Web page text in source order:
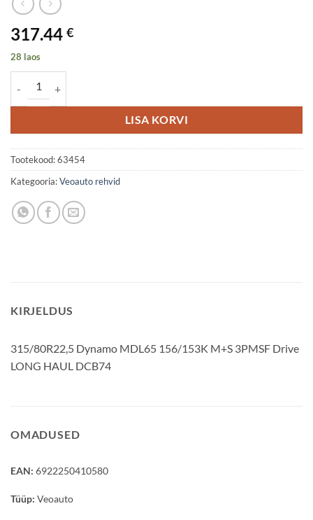
317.44 €
28 laos
LISA KORVI
Tootekood:63454
Kategooria:Veoauto rehvid
KIRJELDUS
315/80R22,5 Dynamo MDL65 156/153K M+S 3PMSF Drive
LONG HAUL DCB74
OMADUSED
EAN: 6922250410580
Tüüp: Veoauto